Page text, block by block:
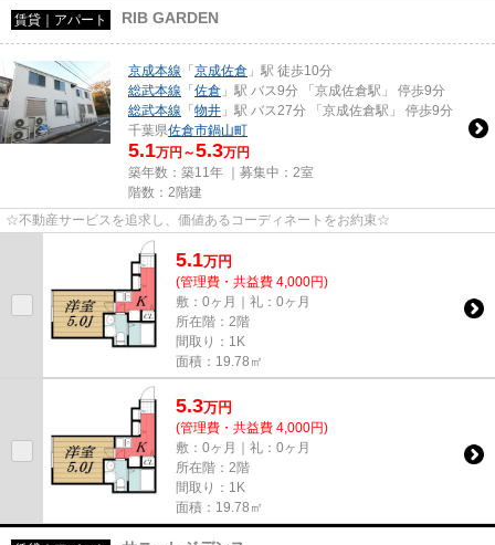
賃貸｜アパート RIB GARDEN
京成本線 「京成佐倉 」駅 徒歩10分
総武本線 「佐倉 」駅 バス9分 「京成佐倉駅」 停歩9分
総武本線 「物井 」駅 バス27分 「京成佐倉駅」 停歩9分
千葉県佐倉市鍋山町
5.1万円～5.3万円
築年数：築11年 ｜募集中： 2室
階数：2階建
☆不動産サービスを追求し、価値あるコーディネートをお約束☆
5.1万円
(管理費・共益費 4,000円)
敷：0ヶ月｜礼：0ヶ月
所在階：2階
間取り：1K
面積：19.78㎡
5.3万円
(管理費・共益費 4,000円)
敷：0ヶ月｜礼：0ヶ月
所在階：2階
間取り：1K
面積：19.78㎡